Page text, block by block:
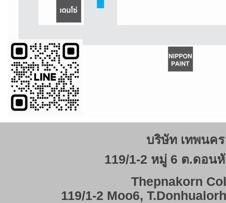
บริษัท เทพนค
119/1-2 หมู่ 6 ต.ดอน
Thepnakorn
119/1-2 Moo6,